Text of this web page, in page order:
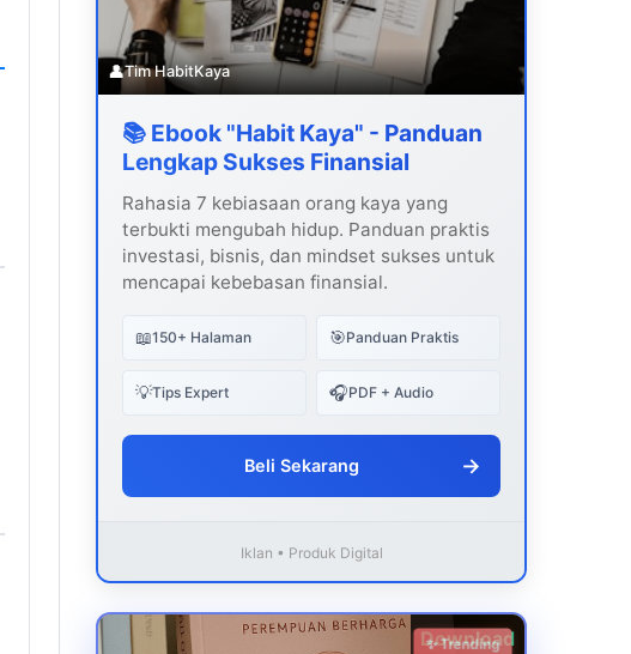
👤Tim HabitKaya
📚 Ebook "Habit Kaya" - Panduan
Lengkap Sukses Finansial
Rahasia 7 kebiasaan orang kaya yang
terbukti mengubah hidup. Panduan praktis
investasi, bisnis, dan mindset sukses untuk
mencapai kebebasan finansial.
📖150+ Halaman 🎯Panduan Praktis
💡Tips Expert 🎧PDF + Audio
Beli Sekarang →
Iklan • Produk Digital
Download
✨ Trending